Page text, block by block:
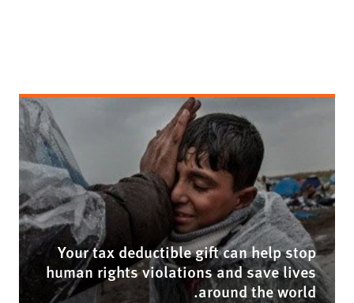
Your tax deductible gift can help stop
human rights violations and save lives
around the world.